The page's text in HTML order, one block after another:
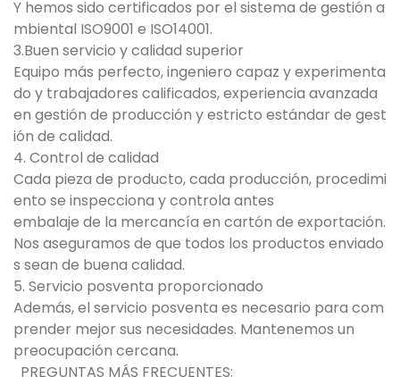
Y hemos sido certificados por el sistema de gestión a
mbiental ISO9001 e ISO14001.
3.Buen servicio y calidad superior
Equipo más perfecto, ingeniero capaz y experimenta
do y trabajadores calificados, experiencia avanzada
en gestión de producción y estricto estándar de gest
ión de calidad.
4. Control de calidad
Cada pieza de producto, cada producción, procedimi
ento se inspecciona y controla antes
embalaje de la mercancía en cartón de exportación.
Nos aseguramos de que todos los productos enviado
s sean de buena calidad.
5. Servicio posventa proporcionado
Además, el servicio posventa es necesario para com
prender mejor sus necesidades. Mantenemos un
preocupación cercana.
PREGUNTAS MÁS FRECUENTES: